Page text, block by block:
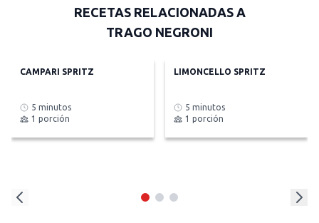
RECETAS RELACIONADAS A
TRAGO NEGRONI
CAMPARI SPRITZ
5 minutos
1 porción
LIMONCELLO SPRITZ
5 minutos
1 porción